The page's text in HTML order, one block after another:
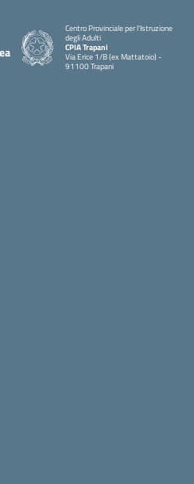
Centro Provinciale per l'Istruzione
degli Adulti
CPIA Trapani
Via Erice 1/B (ex Mattatoio) -
91100 Trapani